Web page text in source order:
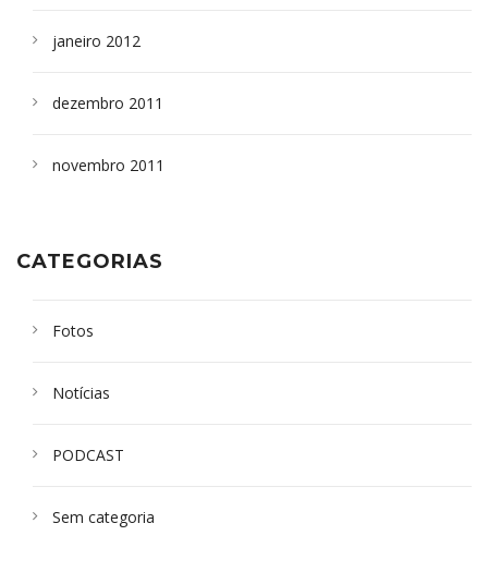
janeiro 2012
dezembro 2011
novembro 2011
CATEGORIAS
Fotos
Notícias
PODCAST
Sem categoria